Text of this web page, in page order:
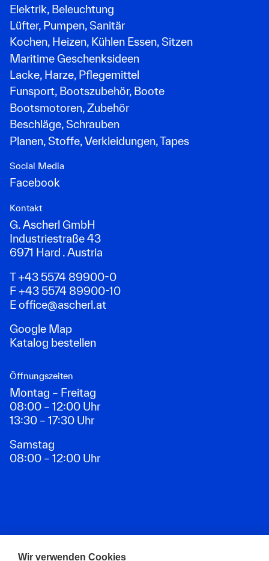
Elektrik, Beleuchtung
Lüfter, Pumpen, Sanitär
Kochen, Heizen, Kühlen Essen, Sitzen
Maritime Geschenksideen
Lacke, Harze, Pflegemittel
Funsport, Bootszubehör, Boote
Bootsmotoren, Zubehör
Beschläge, Schrauben
Planen, Stoffe, Verkleidungen, Tapes
Social Media
Facebook
Kontakt
G. Ascherl GmbH
Industriestraße 43
6971 Hard . Austria
T +43 5574 89900-0
F +43 5574 89900-10
Eoffice@ascherl.at
Google Map
Katalog bestellen
Öffnungszeiten
Montag – Freitag
08:00 – 12:00 Uhr
13:30 – 17:30 Uhr
Samstag
08:00 – 12:00 Uhr
Zahlungsarten
Wir verwenden Cookies